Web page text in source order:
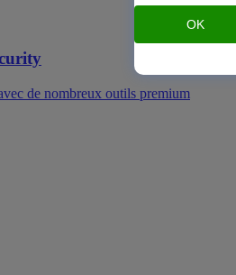
de nombreux outils premium
OK